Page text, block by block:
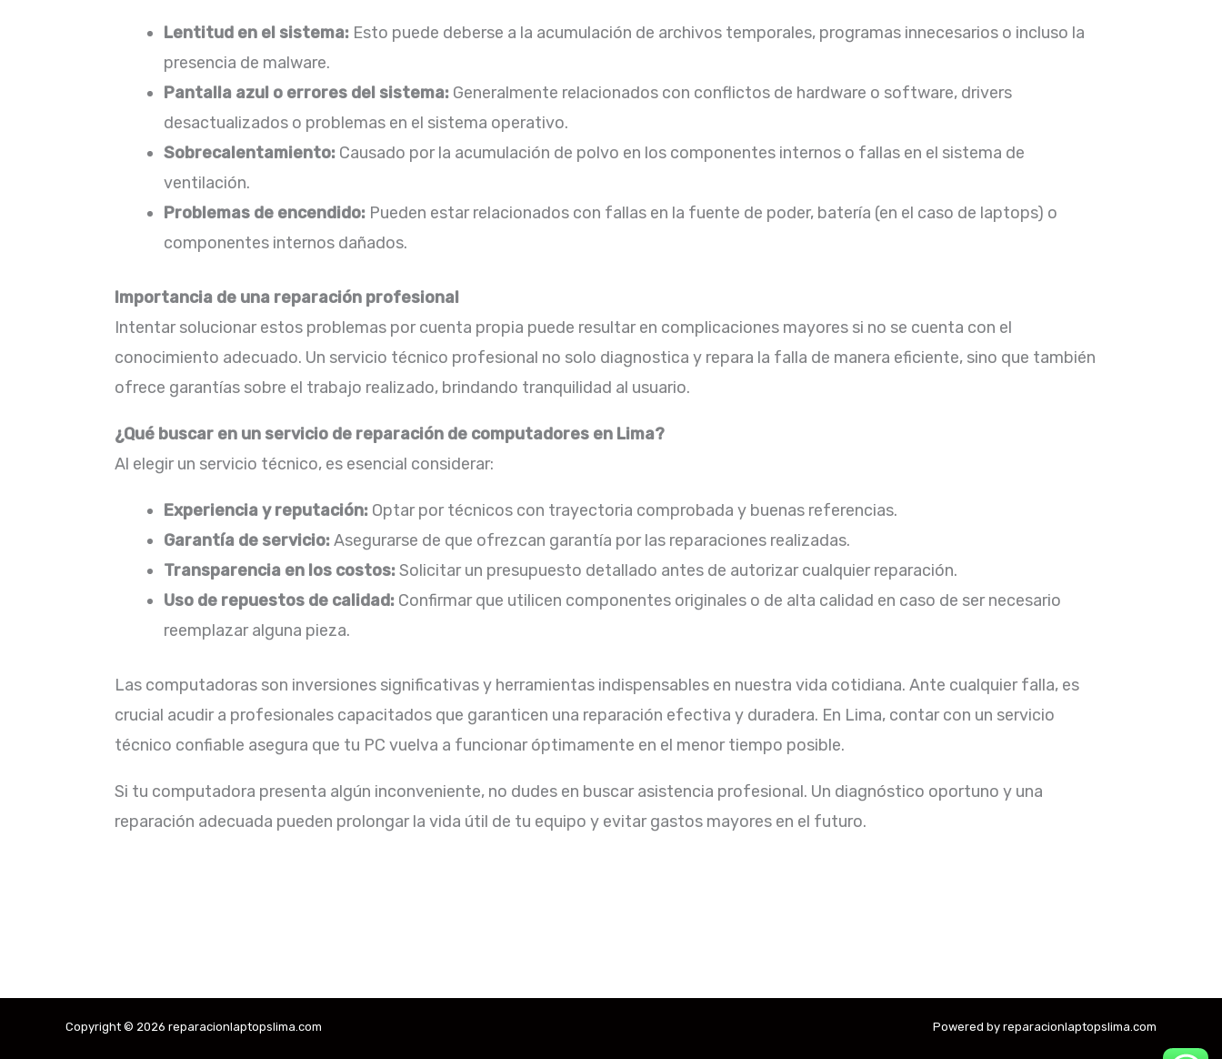
Lentitud en el sistema: Esto puede deberse a la acumulación de archivos temporales, programas innecesarios o incluso la
presencia de malware.​
Pantalla azul o errores del sistema: Generalmente relacionados con conflictos de hardware o software, drivers
desactualizados o problemas en el sistema operativo.​
Sobrecalentamiento: Causado por la acumulación de polvo en los componentes internos o fallas en el sistema de
ventilación.​
Problemas de encendido: Pueden estar relacionados con fallas en la fuente de poder, batería (en el caso de laptops) o
componentes internos dañados.​
Importancia de una reparación profesional
Intentar solucionar estos problemas por cuenta propia puede resultar en complicaciones mayores si no se cuenta con el
conocimiento adecuado. Un servicio técnico profesional no solo diagnostica y repara la falla de manera eficiente, sino que también
ofrece garantías sobre el trabajo realizado, brindando tranquilidad al usuario.​
¿Qué buscar en un servicio de reparación de computadores en Lima?
Al elegir un servicio técnico, es esencial considerar:
Experiencia y reputación: Optar por técnicos con trayectoria comprobada y buenas referencias.​
Garantía de servicio:Asegurarse de que ofrezcan garantía por las reparaciones realizadas.​
Transparencia en los costos:Solicitar un presupuesto detallado antes de autorizar cualquier reparación.​
Uso de repuestos de calidad: Confirmar que utilicen componentes originales o de alta calidad en caso de ser necesario
reemplazar alguna pieza.​
Las computadoras son inversiones significativas y herramientas indispensables en nuestra vida cotidiana. Ante cualquier falla, es
crucial acudir a profesionales capacitados que garanticen una reparación efectiva y duradera. En Lima, contar con un servicio
técnico confiable asegura que tu PC vuelva a funcionar óptimamente en el menor tiempo posible.​
Si tu computadora presenta algún inconveniente, no dudes en buscar asistencia profesional. Un diagnóstico oportuno y una
reparación adecuada pueden prolongar la vida útil de tu equipo y evitar gastos mayores en el futuro.​
Copyright © 2026 reparacionlaptopslima.com Powered by reparacionlaptopslima.com